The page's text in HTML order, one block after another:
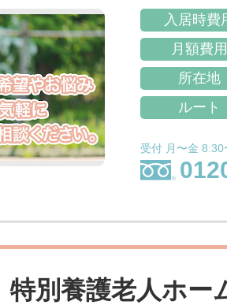
入居時費
月額費用
所在地
ルート
受付 月〜金
別養護老人ホ